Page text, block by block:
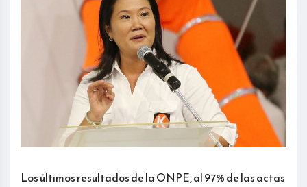
Los últimos resultados de la ONPE, al 97% de las actas